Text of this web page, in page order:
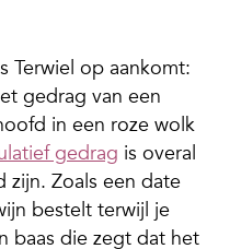
Terwiel op aankomt:
gedrag van een
in een roze wolk
gedrag is overal
zijn. Zoals een date
bestelt terwijl je
baas die zegt dat het